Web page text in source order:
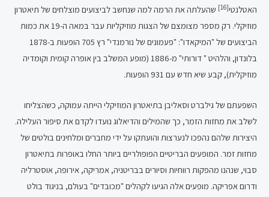
האטלנטי[16]
שהעלתה את הרמה למה שנחשב לביצועים מוצלחים של תיאטרון
מוזיקלי. רק מספר מצומצם של הצגות מוזיקליות עבר במאה ה-19 את כמות
הביצועים של "המיקאדו": "פעמונים של נורמנדי" רץ 705 הופעות ב-1878
בלונדון, והלהיט " דורותי" מ-1886 (מופע המשלב בין אופרה קומית וקומדיה
מוזיקלית), קבע שיא חדש עם 931 הופעות.
השפעתם של גילברט וסאליבן בתיאטרון המוזיקלי הייתה עמוקה, כשהצליחו
לשלב את מחזות הזמר, כך שהמילים והדיאלוג נועדו לקדם את סיפור העלילה.
היצירות שלהם נהפכו לנערצות והועתקו על ידי מחברים ומלחינים בולטים של
מחזות זמר. המופעים הבריטיים הפופולריים ביותר החלו באופרות בתיאטרון
סבוי, שנהנו מהפקות רווחיות וסיורים בבריטניה, אמריקה, אירופה, אוסטרליה
ודרום אפריקה. מופעים אלה הגיעו לקהלים "מכובדים" בעולם, בניגוד בולט